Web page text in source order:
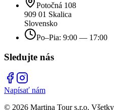
Potočná 108
909 01 Skalica
Slovensko
Po–Pia: 9:00 — 17:00
Sledujte nás
Napísať nám
© 2026 Martina Tour s.r.o.